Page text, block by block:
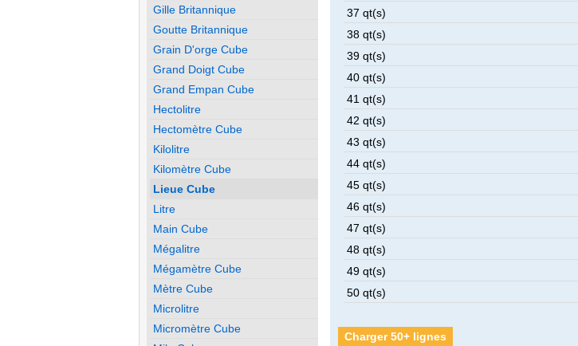
37 qt(s)
38 qt(s)
39 qt(s)
40 qt(s)
41 qt(s)
42 qt(s)
43 qt(s)
44 qt(s)
45 qt(s)
46 qt(s)
47 qt(s)
48 qt(s)
49 qt(s)
50 qt(s)
Charger 50+ lignes
Gille Britannique
Goutte Britannique
Grain D'orge Cube
Grand Doigt Cube
Grand Empan Cube
Hectolitre
Hectomètre Cube
Kilolitre
Kilomètre Cube
Lieue Cube
Litre
Main Cube
Mégalitre
Mégamètre Cube
Mètre Cube
Microlitre
Micromètre Cube